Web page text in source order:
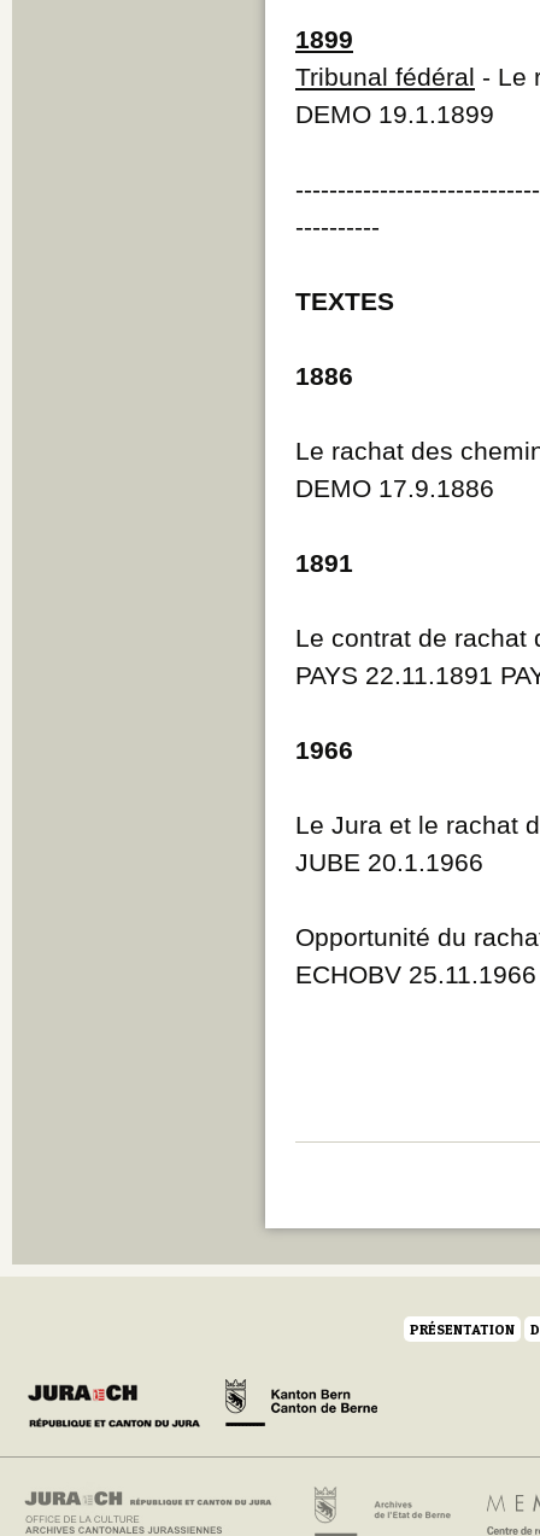
1899
Tribunal fédéral - Le
DEMO 19.1.1899
----------
TEXTES
1886
Le rachat des
DEMO 17.9.1886
1891
Le contrat de rachat
PAYS 22.11.1891
1966
Le Jura et le rachat
JUBE 20.1.1966
Opportunité du
ECHOBV 25.11.1966
PRÉSENTATION